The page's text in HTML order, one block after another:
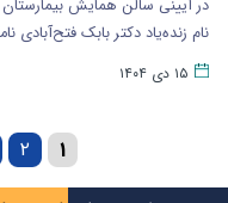
در آیینی سالن همایش
نام زنده‌یاد دکتر بابک فتح‌آبادی
۱۵ دی ۱۴۰۴
۱ ۲